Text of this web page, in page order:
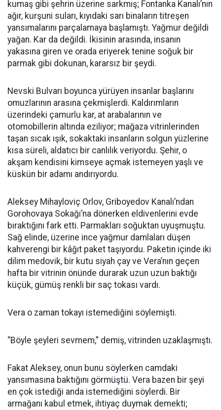
kumaş gibi şehrin üzerine sarkmış; Fontanka Kanalı’nın
ağır, kurşuni suları, kıyıdaki sarı binaların titreşen
yansımalarını parçalamaya başlamıştı. Yağmur değildi
yağan. Kar da değildi. İkisinin arasında, insanın
yakasına giren ve orada eriyerek tenine soğuk bir
parmak gibi dokunan, kararsız bir şeydi.
Nevski Bulvarı boyunca yürüyen insanlar başlarını
omuzlarının arasına çekmişlerdi. Kaldırımların
üzerindeki çamurlu kar, at arabalarının ve
otomobillerin altında eziliyor; mağaza vitrinlerinden
taşan sıcak ışık, sokaktaki insanların solgun yüzlerine
kısa süreli, aldatıcı bir canlılık veriyordu. Şehir, o
akşam kendisini kimseye açmak istemeyen yaşlı ve
küskün bir adamı andırıyordu.
Aleksey Mihayloviç Orlov, Griboyedov Kanalı’ndan
Gorohovaya Sokağı’na dönerken eldivenlerini evde
bıraktığını fark etti. Parmakları soğuktan uyuşmuştu.
Sağ elinde, üzerine ince yağmur damlaları düşen
kahverengi bir kâğıt paket taşıyordu. Paketin içinde iki
dilim medovik, bir kutu siyah çay ve Vera’nın geçen
hafta bir vitrinin önünde durarak uzun uzun baktığı
küçük, gümüş renkli bir saç tokası vardı.
Vera o zaman tokayı istemediğini söylemişti.
“Böyle şeyleri sevmem,” demiş, vitrinden uzaklaşmıştı.
Fakat Aleksey, onun bunu söylerken camdaki
yansımasına baktığını görmüştü. Vera bazen bir şeyi
en çok istediği anda istemediğini söylerdi. Bir
armağanı kabul etmek, ihtiyaç duymak demekti;